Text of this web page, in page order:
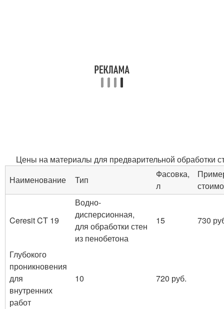
Цены на материалы для предварительной обработки
Наименование
Тип
Фасовка,
л
Ceresit CT 19
Водно-
дисперсионная,
для обработки стен
из пенобетона
15 730
Глубокого
проникновения
для
внутренних
работ
10 720 руб.